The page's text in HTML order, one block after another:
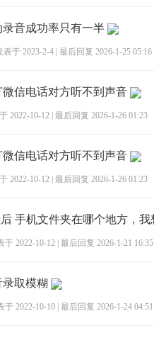
音成功率只有一半
表于 2023-2-4 最后回复 2026-1-25 05:16
信电话对方听不到声音
2022-10-12 最后回复 2026-1-26 01:23
信电话对方听不到声音
2022-10-12 最后回复 2026-1-26 01:23
于 2022-10-12 最后回复 2026-1-21 16:35
取模糊
于 2022-10-10 最后回复 2026-1-24 04:51